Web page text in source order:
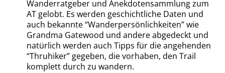
Wanderratgeber und Anekdotensammlung zum
AT gelobt. Es werden geschichtliche Daten und
auch bekannte “Wanderpersönlichkeiten” wie
Grandma Gatewood und andere abgedeckt und
natürlich werden auch Tipps für die angehenden
“Thruhiker” gegeben, die vorhaben, den Trail
komplett durch zu wandern.